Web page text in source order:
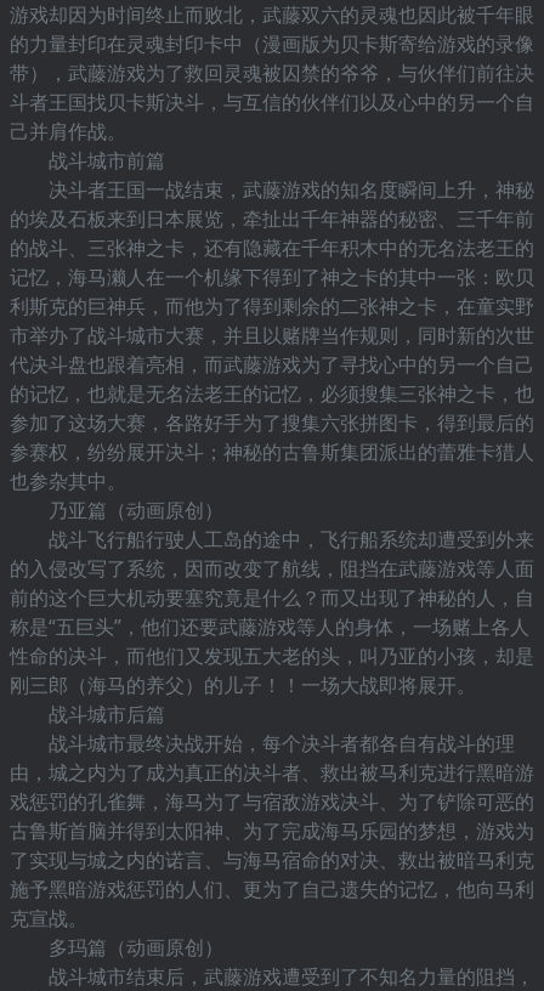
游戏却因为时间终止而败北，武藤双六的灵魂也因此被千年眼
的力量封印在灵魂封印卡中（漫画版为贝卡斯寄给游戏的录像
带），武藤游戏为了救回灵魂被囚禁的爷爷，与伙伴们前往决
斗者王国找贝卡斯决斗，与互信的伙伴们以及心中的另一个自
己并肩作战。
战斗城市前篇
决斗者王国一战结束，武藤游戏的知名度瞬间上升，神秘
的埃及石板来到日本展览，牵扯出千年神器的秘密、三千年前
的战斗、三张神之卡，还有隐藏在千年积木中的无名法老王的
记忆，海马濑人在一个机缘下得到了神之卡的其中一张：欧贝
利斯克的巨神兵，而他为了得到剩余的二张神之卡，在童实野
市举办了战斗城市大赛，并且以赌牌当作规则，同时新的次世
代决斗盘也跟着亮相，而武藤游戏为了寻找心中的另一个自己
的记忆，也就是无名法老王的记忆，必须搜集三张神之卡，也
参加了这场大赛，各路好手为了搜集六张拼图卡，得到最后的
参赛权，纷纷展开决斗；神秘的古鲁斯集团派出的蕾雅卡猎人
也参杂其中。
乃亚篇（动画原创）
战斗飞行船行驶人工岛的途中，飞行船系统却遭受到外来
的入侵改写了系统，因而改变了航线，阻挡在武藤游戏等人面
前的这个巨大机动要塞究竟是什么？而又出现了神秘的人，自
称是“五巨头”，他们还要武藤游戏等人的身体，一场赌上各人
性命的决斗，而他们又发现五大老的头，叫乃亚的小孩，却是
刚三郎（海马的养父）的儿子！！一场大战即将展开。
战斗城市后篇
战斗城市最终决战开始，每个决斗者都各自有战斗的理
由，城之内为了成为真正的决斗者、救出被马利克进行黑暗游
戏惩罚的孔雀舞，海马为了与宿敌游戏决斗、为了铲除可恶的
古鲁斯首脑并得到太阳神、为了完成海马乐园的梦想，游戏为
了实现与城之内的诺言、与海马宿命的对决、救出被暗马利克
施予黑暗游戏惩罚的人们、更为了自己遗失的记忆，他向马利
克宣战。
多玛篇（动画原创）
战斗城市结束后，武藤游戏遭受到了不知名力量的阻挡，